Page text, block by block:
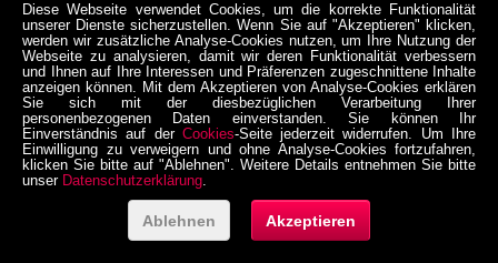
0,502 €
inkl. MwSt. zzgl. Versand
Netto 0,421849 €
0,51 €
inkl. MwSt. zzgl. Versand
Netto 0,428571 €
Diese Webseite verwendet Cookies, um die korrekte Funktionalität
unserer Dienste sicherzustellen. Wenn Sie auf "Akzeptieren" klicken,
werden wir zusätzliche Analyse-Cookies nutzen, um Ihre Nutzung der
Webseite zu analysieren, damit wir deren Funktionalität verbessern
und Ihnen auf Ihre Interessen und Präferenzen zugeschnittene Inhalte
anzeigen können. Mit dem Akzeptieren von Analyse-Cookies erklären
Sie sich mit der diesbezüglichen Verarbeitung Ihrer
personenbezogenen Daten einverstanden. Sie können Ihr
Einverständnis auf der Cookies-Seite jederzeit widerrufen. Um Ihre
Einwilligung zu verweigern und ohne Analyse-Cookies fortzufahren,
klicken Sie bitte auf "Ablehnen". Weitere Details entnehmen Sie bitte
unser Datenschutzerklärung.
Ablehnen Akzeptieren